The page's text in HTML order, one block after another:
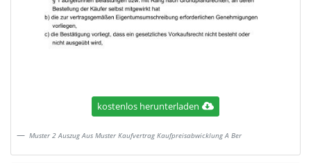
kostenlos herunterladen
Muster 2 Auszug Aus Muster Kaufvertrag Kaufpreisabwicklung A Ber